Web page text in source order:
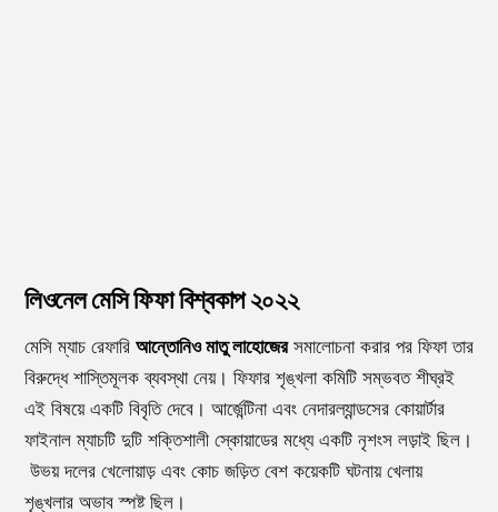
লিওনেল মেসি ফিফা বিশ্বকাপ ২০২২
মেসি ম্যাচ রেফারি আন্তোনিও মাতু লাহোজেরসমালোচনা করার পর ফিফা তার
বিরুদ্ধে শাস্তিমূলক ব্যবস্থা নেয়। ফিফার শৃঙ্খলা কমিটি সম্ভবত শীঘ্রই
এই বিষয়ে একটি বিবৃতি দেবে। আর্জেন্টিনা এবং নেদারল্যান্ডসের কোয়ার্টার
ফাইনাল ম্যাচটি দুটি শক্তিশালী স্কোয়াডের মধ্যে একটি নৃশংস লড়াই ছিল।
উভয় দলের খেলোয়াড় এবং কোচ জড়িত বেশ কয়েকটি ঘটনায় খেলায়
শৃঙ্খলার অভাব স্পষ্ট ছিল।